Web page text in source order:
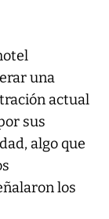
una
actual
sus
algo que
los